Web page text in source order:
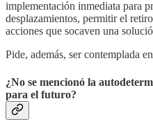
implementación inmediata para
desplazamientos, permitir el
acciones que socaven una
Pide, además, ser contemplada
¿No se mencionó la
para el futuro?